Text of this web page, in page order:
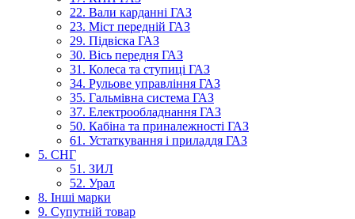
22. Вали карданні ГАЗ
23. Міст передній ГАЗ
29. Підвіска ГАЗ
30. Вісь передня ГАЗ
31. Колеса та ступиці ГАЗ
34. Рульове управління ГАЗ
35. Гальмівна система ГАЗ
37. Електрообладнання ГАЗ
50. Кабіна та приналежності ГАЗ
61. Устаткування і приладдя ГАЗ
5. СНГ
51. ЗИЛ
52. Урал
8. Інші марки
9. Супутній товар